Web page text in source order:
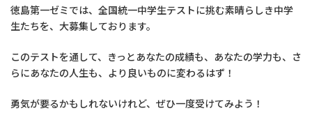
徳島第一ゼミでは、全国統一中学生テストに挑む素晴らしき中学
生たちを、大募集しております。
このテストを通して、きっとあなたの成績も、あなたの学力も、さ
らにあなたの人生も、より良いものに変わるはず！
勇気が要るかもしれないけれど、ぜひ一度受けてみよう！